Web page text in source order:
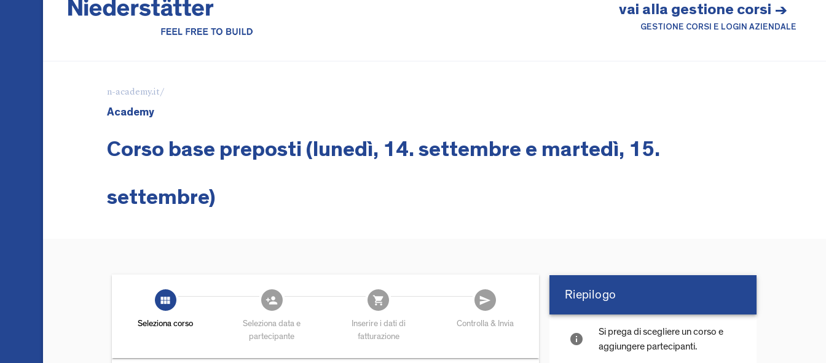
vai alla gestione corsi →
GESTIONE CORSI E LOGIN AZIENDALE
Academy
Corso base preposti (lunedì, 14. settembre e martedì, 15.
settembre)
n-academy.it/
view_module
Seleziona corso
person_add
Seleziona data e
partecipante
shopping_cart
Inserire i dati di
fatturazione
send
Controlla & Invia
Riepilogo
info
Si prega di scegliere un corso e
aggiungere partecipanti.